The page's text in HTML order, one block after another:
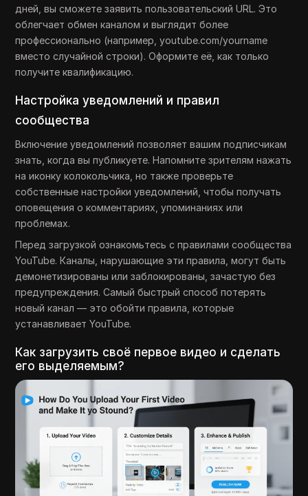
дней, вы сможете заявить пользовательский URL. Это
облегчает обмен каналом и выглядит более
профессионально (например, youtube.com/yourname
вместо случайной строки). Оформите её, как только
получите квалификацию.
Настройка уведомлений и правил
сообщества
Включение уведомлений позволяет вашим подписчикам
знать, когда вы публикуете. Напомните зрителям нажать
на иконку колокольчика, но также проверьте
собственные настройки уведомлений, чтобы получать
оповещения о комментариях, упоминаниях или
проблемах.
Перед загрузкой ознакомьтесь с правилами сообщества
YouTube. Каналы, нарушающие эти правила, могут быть
демонетизированы или заблокированы, зачастую без
предупреждения. Самый быстрый способ потерять
новый канал — это обойти правила, которые
устанавливает YouTube.
Как загрузить своё первое видео и сделать
его выделяемым?